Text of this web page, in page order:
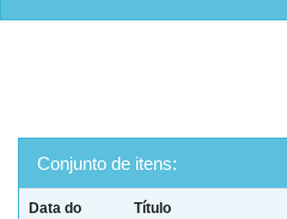
Conjunto de itens:
Data do
Título